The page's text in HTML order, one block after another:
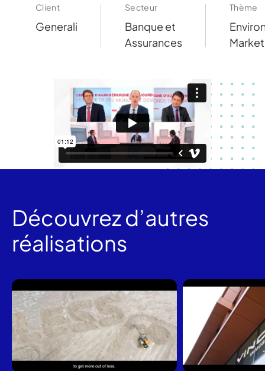
Client
Generali
Secteur
Banque et
Assurances
Thème
Découvrez d’autres
réalisations